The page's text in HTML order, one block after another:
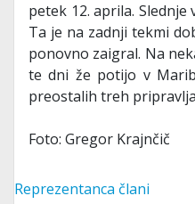
petek 12. aprila.
Ta je na zadnji tekmi
ponovno zaigral. Na
te dni že potijo v
preostalih treh
Foto: Gregor Krajnčič
Reprezentanca člani